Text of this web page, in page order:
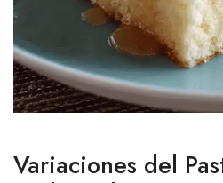
Variaciones del